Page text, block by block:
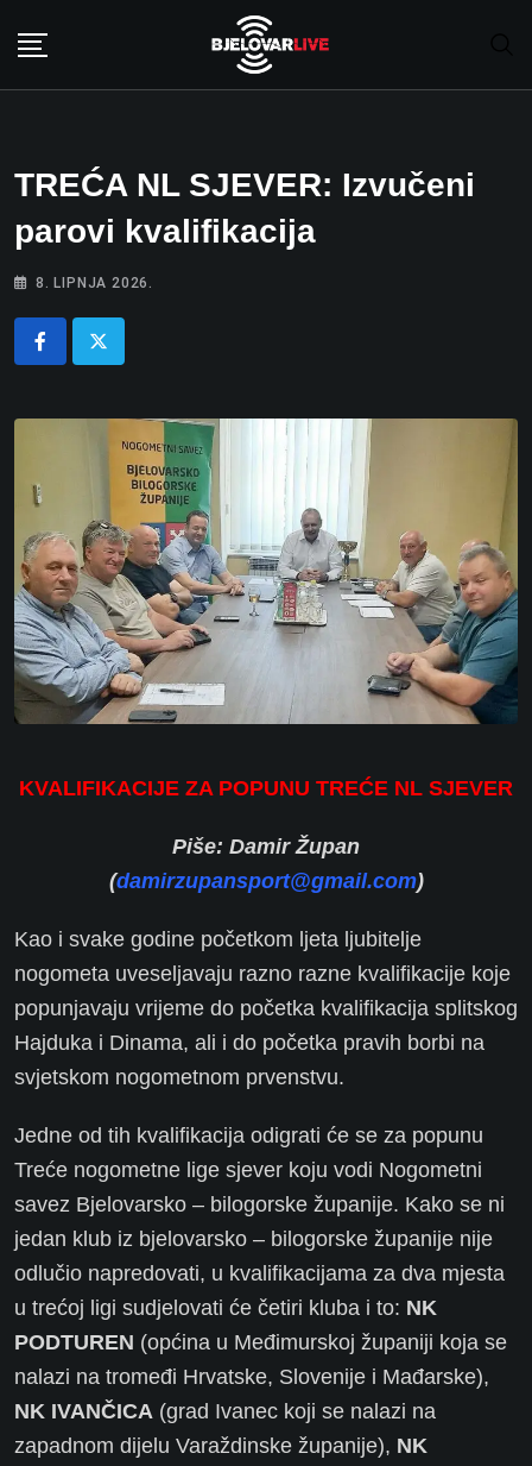
TREĆA NL SJEVER: Izvučeni
parovi kvalifikacija
8. LIPNJA 2026.
KVALIFIKACIJE ZA POPUNU TREĆE NL SJEVER
Piše: Damir Župan
(damirzupansport@gmail.com)
Kao i svake godine početkom ljeta ljubitelje
nogometa uveseljavaju razno razne kvalifikacije koje
popunjavaju vrijeme do početka kvalifikacija splitskog
Hajduka i Dinama, ali i do početka pravih borbi na
svjetskom nogometnom prvenstvu.
Jedne od tih kvalifikacija odigrati će se za popunu
Treće nogometne lige sjever koju vodi Nogometni
savez Bjelovarsko – bilogorske županije. Kako se ni
jedan klub iz bjelovarsko – bilogorske županije nije
odlučio napredovati, u kvalifikacijama za dva mjesta
u trećoj ligi sudjelovati će četiri kluba i to: NK
PODTUREN (općina u Međimurskoj županiji koja se
nalazi na tromeđi Hrvatske, Slovenije i Mađarske),
NK IVANČICA (grad Ivanec koji se nalazi na
zapadnom dijelu Varaždinske županije), NK